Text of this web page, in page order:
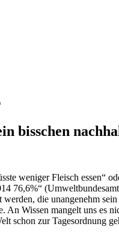
bisschen
weniger Fleisch essen“
76,6%“
die unangenehm
Wissen mangelt uns es
schon zur Tagesordnung